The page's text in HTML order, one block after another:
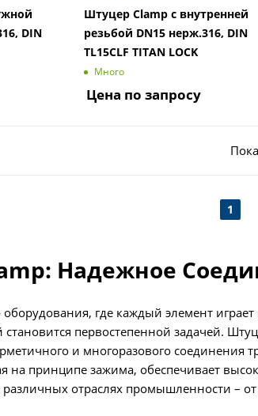
DIN
Штуцер Clamp с внутренней
резьбой DN15 нерж.316, DIN
TL15CLF TITAN LOCK
Много
Цена по запросу
1
Надежное
где каждый элемент
первостепенной задачей.
и многоразового соединения
на принципе зажима, обеспечивает
отраслях промышленности –